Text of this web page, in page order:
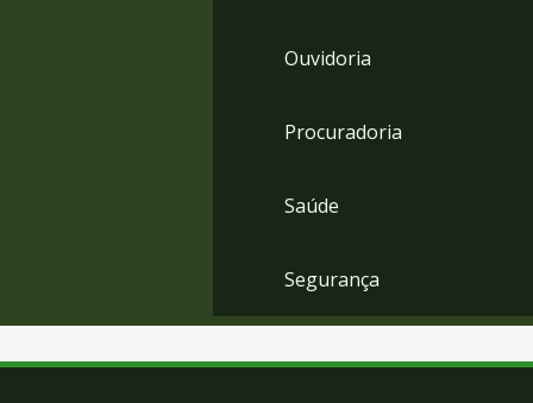
Ouvidoria
Procuradoria
Saúde
Segurança